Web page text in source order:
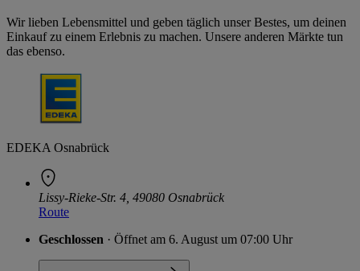
Wir lieben Lebensmittel und geben täglich unser Bestes, um deinen
Einkauf zu einem Erlebnis zu machen. Unsere anderen Märkte tun
das ebenso.
EDEKA Osnabrück
Lissy-Rieke-Str. 4, 49080 Osnabrück
Route
Geschlossen · Öffnet am 6. August um 07:00 Uhr